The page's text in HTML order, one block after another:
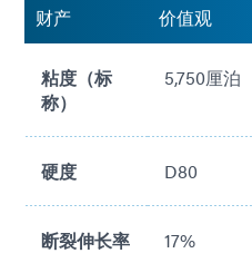
财产 价值观
粘度（标
称）
5,750厘泊
硬度 D80
断裂伸长率 17%